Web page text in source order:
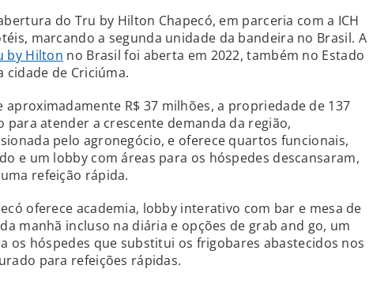
do Tru by Hilton Chapecó, em parceria com a ICH
marcando a segunda unidade da bandeira no Brasil. A
by Hilton no Brasil foi aberta em 2022, também no Estado
cidade de Criciúma.
aproximadamente R$ 37 milhões, a propriedade de 137
atender a crescente demanda da região,
pelo agronegócio, e oferece quartos funcionais,
e um lobby com áreas para os hóspedes descansaram,
refeição rápida.
oferece academia, lobby interativo com bar e mesa de
manhã incluso na diária e opções de grab and go, um
os hóspedes que substitui os frigobares abastecidos nos
para refeições rápidas.